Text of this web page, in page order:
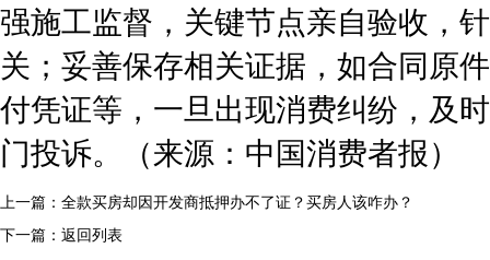
强施工监督，关键节点亲自验收，
关；妥善保存相关证据，如合同原
付凭证等，一旦出现消费纠纷，及
门投诉。（来源：中国消费者报）
上一篇： 全款买房却因开发商抵押办不了证？买房人该咋办？
下一篇： 返回列表